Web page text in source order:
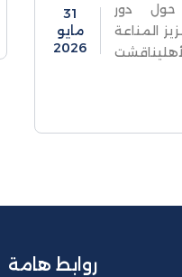
حول دور
المناعة
الأمن
...
31
مايو
2026
روابط هامة